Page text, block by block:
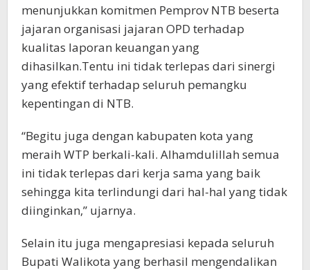
menunjukkan komitmen Pemprov NTB beserta
jajaran organisasi jajaran OPD terhadap
kualitas laporan keuangan yang
dihasilkan.Tentu ini tidak terlepas dari sinergi
yang efektif terhadap seluruh pemangku
kepentingan di NTB.
“Begitu juga dengan kabupaten kota yang
meraih WTP berkali-kali. Alhamdulillah semua
ini tidak terlepas dari kerja sama yang baik
sehingga kita terlindungi dari hal-hal yang tidak
diinginkan,” ujarnya.
Selain itu juga mengapresiasi kepada seluruh
Bupati Walikota yang berhasil mengendalikan